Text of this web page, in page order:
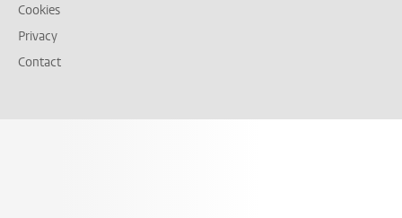
Cookies
Privacy
Contact